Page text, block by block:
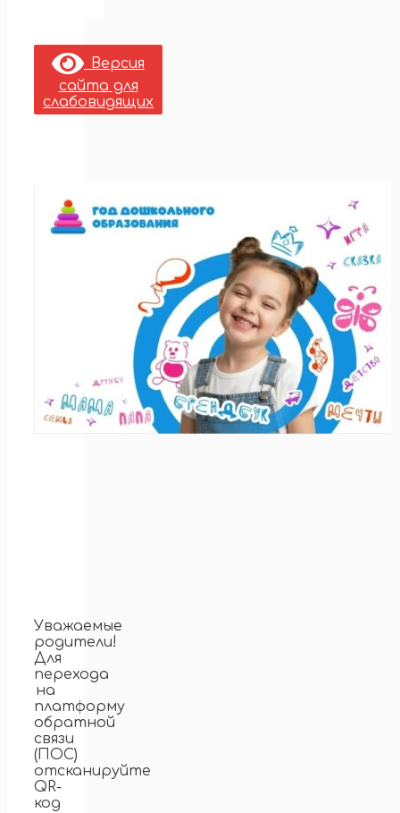
Версия
сайта для
слабовидящих
Уважаемые
родители!
Для
перехода
на
платформу
обратной
связи
(ПОС)
отсканируйте
QR-
код